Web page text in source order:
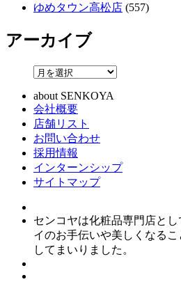
ゆめタウン高松店 (557)
アーカイブ
about SENKOYA
会社概要
店舗リスト
お問い合わせ
採用情報
インターンシップ
サイトマップ
センコヤは化粧品専門店と
イのお手伝いや美しくなる
してまいりました。